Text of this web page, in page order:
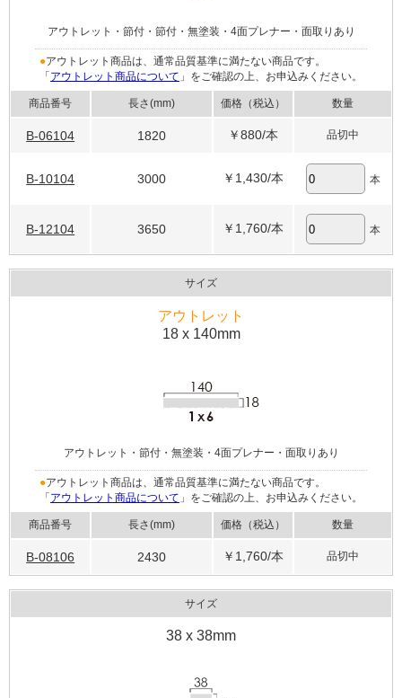
アウトレット・節付・節付・無塗装・4面プレナー・面取りあり
●アウトレット商品は、通常品質基準に満たない商品です。
「 アウトレット商品について 」をご確認の上、お申込みください。
商品番号 長さ(mm) 価格（税込） 数量
B-06104 1820 ￥880/本 品切中
B-10104 3000 ￥1,430/本 本
B-12104 3650 ￥1,760/本 本
サイズ
アウトレット
18 x 140mm
アウトレット・節付・無塗装・4面プレナー・面取りあり
●アウトレット商品は、通常品質基準に満たない商品です。
「 アウトレット商品について 」をご確認の上、お申込みください。
商品番号 長さ(mm) 価格（税込） 数量
B-08106 2430 ￥1,760/本 品切中
サイズ
38 x 38mm